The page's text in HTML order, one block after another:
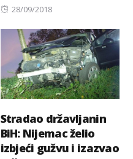
Posted
28/09/2018
Stradao državljanin
BiH: Nijemac želio
izbjeći gužvu i izazvao